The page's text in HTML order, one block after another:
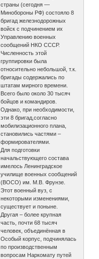
страны (сегодня —
Минобороны РФ) состояло 8
бригад железнодорожных
войск с подчинением их
Управлению военных
сообщений НКО СССР.
Численность этой
группировки была
относительно небольшой, т.к.
бригады содержались по
штатам мирного времени.
Всего было около 30 тысяч
бойцов и командиров.
Однако, при необходимости,
эти 8 бригад,согласно
мобилизационного плана,
становились частями –
формирователями.
Для подготовки
начальствующего состава
имелось Ленинградское
училище военных сообщений
(ВОСО) им. М.В. Фрунзе.
Этот военный вуз, с
некоторыми изменениями,
существует и поныне.
Другая – более крупная
часть, почти 68 тысяч
человек, объединённая в
Особый корпус, подчинялась
по производственным
вопросам Наркомату путей